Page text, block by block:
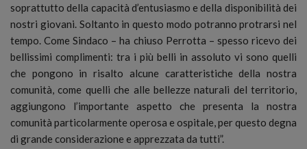
soprattutto della capacità d’entusiasmo e della disponibilità dei
nostri giovani. Soltanto in questo modo potranno protrarsi nel
tempo. Come Sindaco – ha chiuso Perrotta – spesso ricevo dei
bellissimi complimenti: tra i più belli in assoluto vi sono quelli
che pongono in risalto alcune caratteristiche della nostra
comunità, come quelli che alle bellezze naturali del territorio,
aggiungono l’importante aspetto che presenta la nostra
comunità particolarmente operosa e ospitale, per questo degna
di grande considerazione e apprezzata da tutti”.